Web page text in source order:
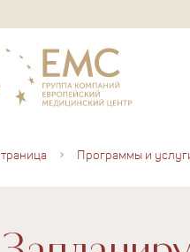
Программы и